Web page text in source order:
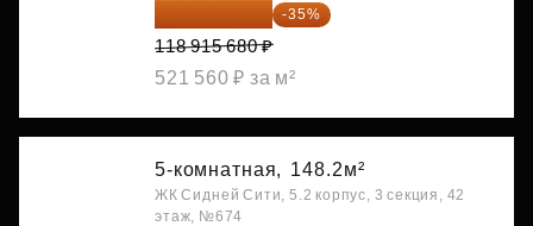
77 295 192 ₽ -35%
118 915 680 ₽
521 560 ₽ за м²
5-комнатная, 148.2м²
ЖК Сидней Сити, 5.2 корпус, 3 секция, 42
этаж, №674